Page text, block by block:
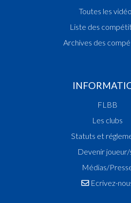
Toutes les
Liste des
Archives des
FLBB
Les clubs
Statuts et
Devenir joueur/
Médias/
Ecrivez-